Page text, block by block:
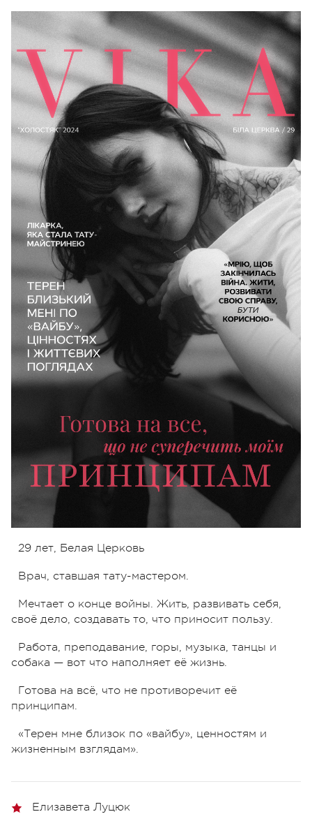
29 лет, Белая Церковь
Врач, ставшая тату-мастером.
Мечтает о конце войны. Жить, развивать себя,
своё дело, создавать то, что приносит пользу.
Работа, преподавание, горы, музыка, танцы и
собака — вот что наполняет её жизнь.
Готова на всё, что не противоречит её
принципам.
«Терен мне близок по «вайбу», ценностям и
жизненным взглядам».
Елизавета Луцюк